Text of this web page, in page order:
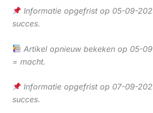
Informatie opgefrist op 05-09-
succes.
Artikel opnieuw bekeken op 05-
= macht.
Informatie opgefrist op 07-09-
succes.